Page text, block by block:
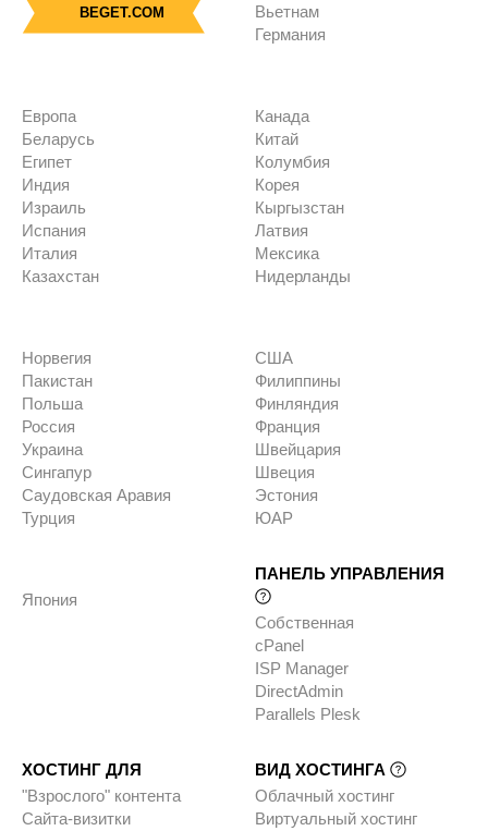
BEGET.COM
Вьетнам
Германия
Европа
Беларусь
Египет
Индия
Израиль
Испания
Италия
Казахстан
Канада
Китай
Колумбия
Корея
Кыргызстан
Латвия
Мексика
Нидерланды
Норвегия
Пакистан
Польша
Россия
Украина
Сингапур
Саудовская Аравия
Турция
США
Филиппины
Финляндия
Франция
Швейцария
Швеция
Эстония
ЮАР
Япония
ПАНЕЛЬ УПРАВЛЕНИЯ
Собственная
cPanel
ISP Manager
DirectAdmin
Parallels Plesk
ХОСТИНГ ДЛЯ
"Взрослого" контента
Сайта-визитки
ВИД ХОСТИНГА
Облачный хостинг
Виртуальный хостинг